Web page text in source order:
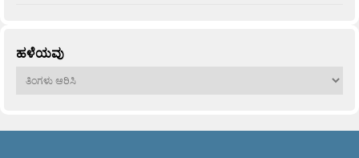
ಹಳೆಯವು
ಹಳೆಯವು